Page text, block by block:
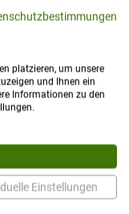
die perfekte
- der »Perum«
für jeden, der Wert
platzieren, um unsere
und Ihnen ein
Informationen zu den
Einstellungen